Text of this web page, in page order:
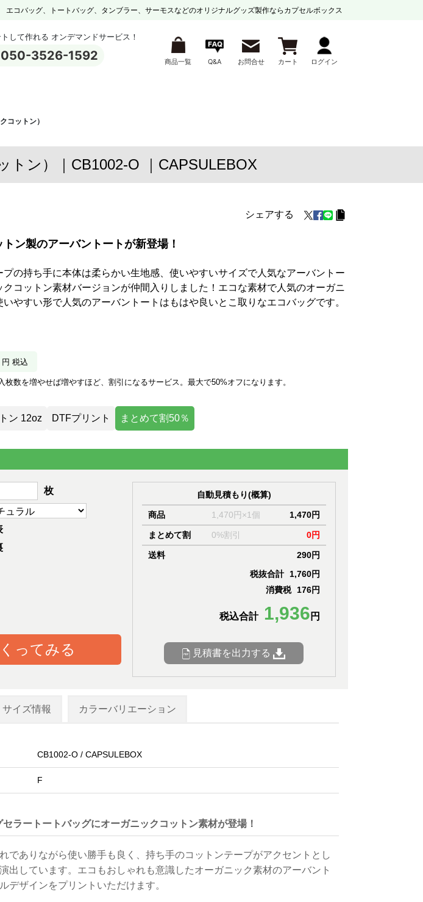
エコバッグ、トートバッグ、タンブラー、サーモスなどのオリジナルグッズ製作ならカプセルボックス
して作れる オンデマンドサービス！
050-3526-1592 商品一覧 Q&A お問合せ カート ログイン
コットン）
ン）｜CB1002-O ｜CAPSULEBOX
シェアする
ン製のアーバントートが新登場！
の持ち手に本体は柔らかい生地感、使いやすいサイズで人気なアーバントー
クコットン素材バージョンが仲間入りしました！エコな素材で人気のオーガニ
やすい形で人気のアーバントートはもはや良いとこ取りなエコバッグです。
円 税込
数を増やせば増やすほど、割引になるサービス。最大で50%オフになります。
ン 12oz DTFプリント まとめて割50％
枚
ってみる
自動見積もり(概算)
商品 1,470円×1個 1,470円
まとめて割 0%割引 0円
送料
290円
税抜合計 1,760円
消費税 176円
税込合計 1,936 円
見積書を出力する
サイズ情報 カラーバリエーション
CB1002-O / CAPSULEBOX
F
ラートートバッグにオーガニックコットン素材が登場！
でありながら使い勝手も良く、持ち手のコットンテープがアクセントとし
出しています。エコもおしゃれも意識したオーガニック素材のアーバント
デザインをプリントいただけます。